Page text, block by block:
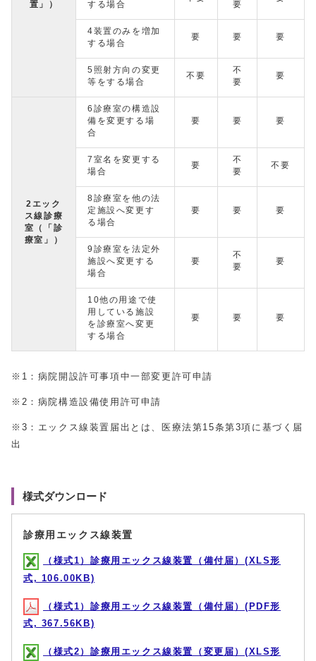
置」）
する場合
要
4装置のみを増加
する場合
要 要 要
5照射方向の変更
等をする場合
不要
不
要
要
2エック
ス線診療
室（「診
療室」）
6診療室の構造設
備を変更する場
合
要 要 要
7室名を変更する
場合
要
不
要
不要
8診療室を他の法
定施設へ変更す
る場合
要 要 要
9診療室を法定外
施設へ変更する
場合
要
不
要
要
10他の用途で使
用している施設
を診療室へ変更
する場合
要 要 要
※1：病院開設許可事項中一部変更許可申請
※2：病院構造設備使用許可申請
※3：エックス線装置届出とは、医療法第15条第3項に基づく届
出
様式ダウンロード
診療用エックス線装置
（様式1）診療用エックス線装置（備付届）(XLS形
式, 106.00KB)
（様式1）診療用エックス線装置（備付届）(PDF形
式, 367.56KB)
（様式2）診療用エックス線装置（変更届）(XLS形